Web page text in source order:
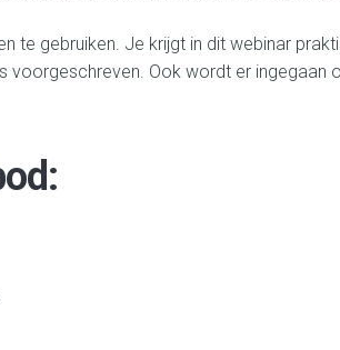
te gebruiken. Je krijgt in dit webinar
voorgeschreven. Ook wordt er